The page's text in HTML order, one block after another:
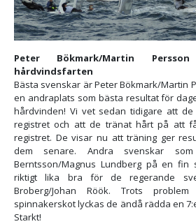
Peter Bökmark/Martin
hårdvindsfarten
Bästa svenskar är Peter Bökmark/Martin
en andraplats som bästa resultat för
hårdvinden! Vi vet sedan tidigare att
registret och att de tränat hårt på att
registret. De visar nu att träning ger
dem senare. Andra svenskar
Berntsson/Magnus Lundberg på en fin
riktigt lika bra för de regerande
Broberg/Johan Röök. Trots
spinnakerskot lyckas de ändå rädda en
Starkt!